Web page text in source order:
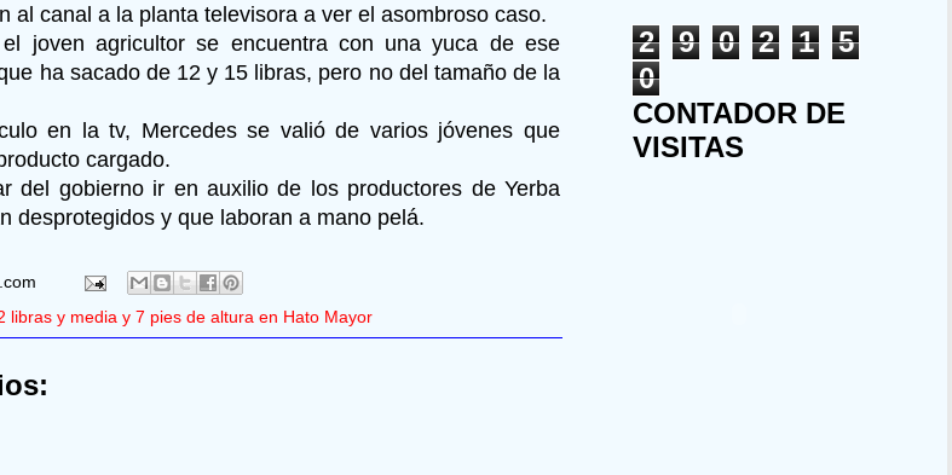
al canal a la planta televisora a ver el asombroso caso.
joven agricultor se encuentra con una yuca de ese
ha sacado de 12 y 15 libras, pero no del tamaño de la
en la tv, Mercedes se valió de varios jóvenes que
cargado.
del gobierno ir en auxilio de los productores de Yerba
desprotegidos y que laboran a mano pelá.
libras y media y 7 pies de altura en Hato Mayor
2
9 0 2 1
5
0
CONTADOR DE
VISITAS